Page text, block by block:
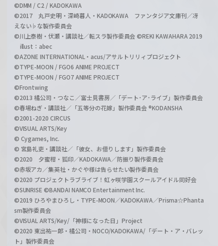
©DMM / C2 / KADOKAWA
©2017 丸戸史明・深崎暮人・KADOKAWA ファンタジア文庫刊／冴
えない♭な製作委員会
©川上泰樹・伏瀬・講談社／転スラ製作委員会 ©REKI KAWAHARA 2019
illust：abec
©AZONE INTERNATIONAL・acus/アサルトリリィプロジェクト
©TYPE-MOON / FGO6 ANIME PROJECT
©TYPE-MOON / FGO7 ANIME PROJECT
©Frontwing
©2013 橘公司・つなこ／富士見書房／「デート･ア･ライブ」製作委員会
©春場ねぎ・講談社／「五等分の花嫁」製作委員会 ®KODANSHA
©2001-2020 CIRCUS
©VISUAL ARTS/Key
© Cygames, Inc.
© 宮島礼吏・講談社／「彼女、お借りします」製作委員会
©2020 夕蜜柑・狐印／KADOKAWA／防振り製作委員会
©赤坂アカ／集英社・かぐや様は告らせたい製作委員会
©2020 プロジェクトラブライブ！虹ヶ咲学園スクールアイドル同好会
©SUNRISE ©BANDAI NAMCO Entertainment Inc.
©2019 ひろやまひろし・TYPE-MOON／KADOKAWA／Prisma☆Phanta
sm製作委員会
©VISUAL ARTS/Key/「神様になった日」Project
©2020 東出祐一郎・橘公司・NOCO/KADOKAWA/「デート・ア・バレッ
ト」製作委員会